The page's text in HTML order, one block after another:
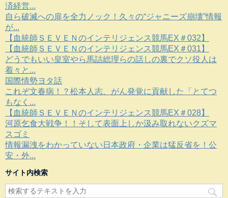
済経営...
自ら破滅への扉を全力ノック！久々の“ジャニーズ崩壊”情報
が...
【血統師ＳＥＶＥＮのインテリジェンス競馬EX＃032】
【血統師ＳＥＶＥＮのインテリジェンス競馬EX＃031】
どうでもいい皇室やら馬詰総理らの話しの裏でクソ役人は
着々と...
国際情勢ヨタ話
これぞ文春病！？松本人志、がん発覚に貢献した「とてつ
もなく...
【血統師ＳＥＶＥＮのインテリジェンス競馬EX＃028】
河原乞食大戦争！！そして表面上しか汲み取れないクズマ
スゴミ
情報漏洩をわかっていない日本政府・企業は猛反省を！公
安・外...
サイト内検索